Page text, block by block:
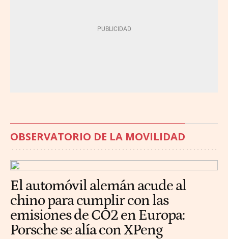
OBSERVATORIO DE LA MOVILIDAD
El automóvil alemán acude al
chino para cumplir con las
emisiones de CO2 en Europa:
Porsche se alía con XPeng